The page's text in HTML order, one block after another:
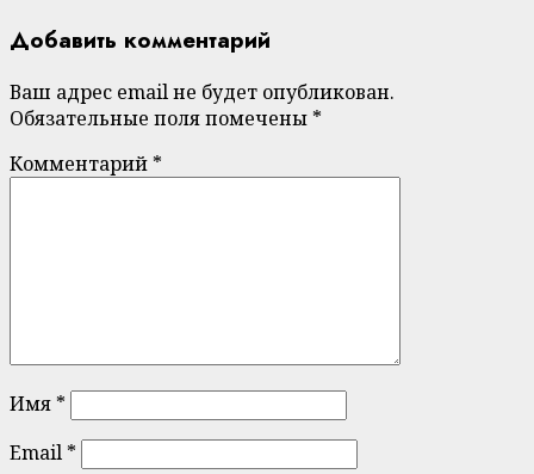
Добавить комментарий
Ваш адрес email не будет опубликован.
Обязательные поля помечены *
Комментарий *
Имя *
Email *